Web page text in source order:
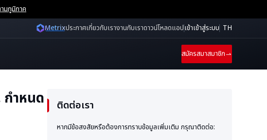
มภูมิภาค
Metrixประกาศเกี่ยวกับเรางานกับเราดาวน์โหลดแอปเข้าเข้าสู่ระบบ TH
สมัครสมาสมาชิก
ำหนด
ติดต่อเรา
หากมีข้อสงสัยหรือต้องการทราบข้อมูลเพิ่มเติม กรุณาติดต่อ: